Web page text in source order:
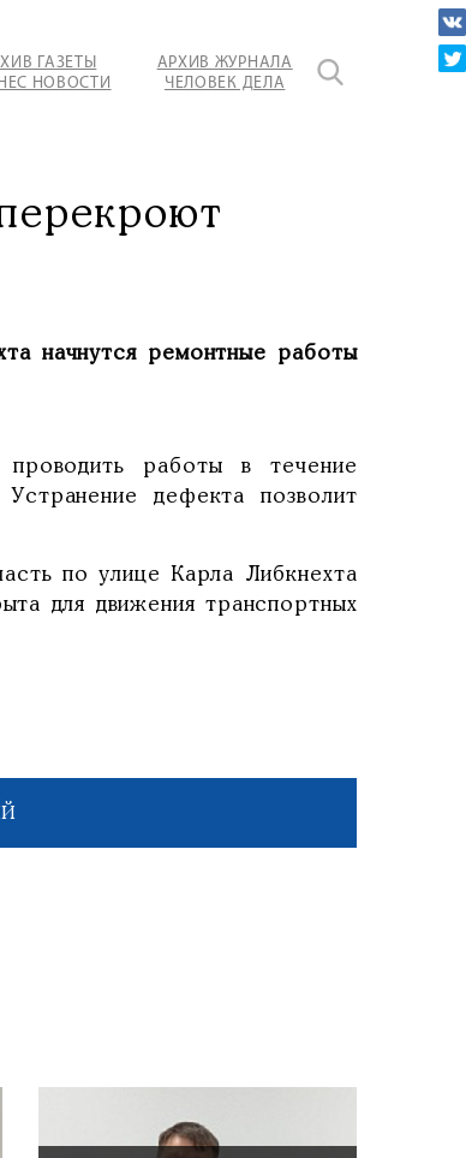
ГАЗЕТЫ
НОВОСТИ
АРХИВ ЖУРНАЛА
ЧЕЛОВЕК ДЕЛА
начнутся ремонтные работы
работы в течение
дефекта позволит
по улице Карла Либкнехта
для движения транспортных